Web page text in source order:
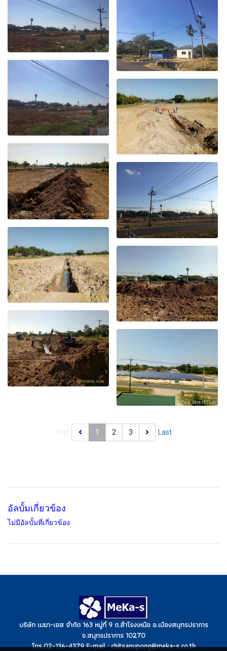
1 2 3 Last
อัลบั้มเกี่ยวข้อง
ไม่มีอัลบั้มที่เกี่ยวข้อง
บริษัท เมฆา-เอส จำกัด 163 หมู่ที่ 9 ต.สำโรงเหนือ อ.เมืองสมุทรปราการ
จ.สมุทรปราการ 10270
โทร.02-136-4379 E-mail : chitsanupong@meka-s.co.th